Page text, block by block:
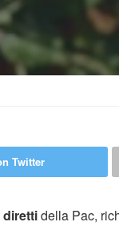
Twitter
direttidella Pac,